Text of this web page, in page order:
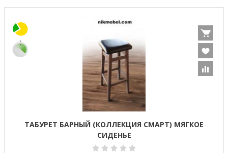
ТАБУРЕТ БАРНЫЙ (КОЛЛЕКЦИЯ СМАРТ) МЯГКОЕ
СИДЕНЬЕ